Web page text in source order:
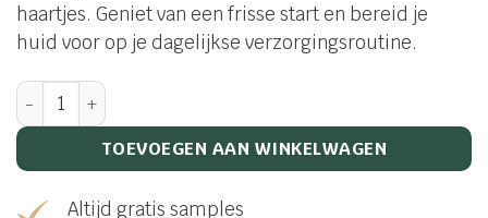
haartjes. Geniet van een frisse start en bereid je
huid voor op je dagelijkse verzorgingsroutine.
Gelée nettoyante visage aantal
TOEVOEGEN AAN WINKELWAGEN
Altijd gratis samples